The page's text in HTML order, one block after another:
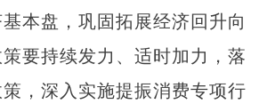
本盘，巩固拓展经济回升向
要持续发力、适时加力，落
，深入实施提振消费专项行